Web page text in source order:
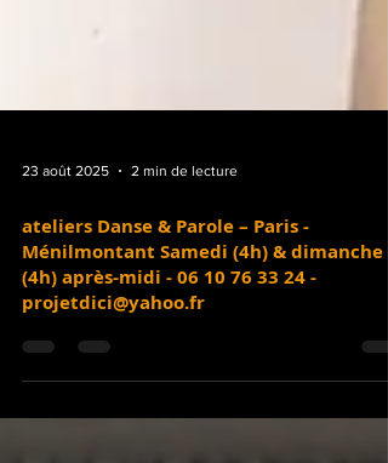
ateliers Danse & Parole – Paris -
Ménilmontant Samedi (4h) & dimanche
(4h) après-midi - 06 10 76 33 24 -
projetdici@yahoo.fr